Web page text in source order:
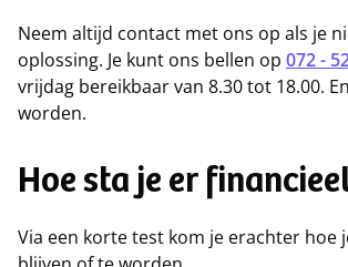
Neem altijd contact met ons op als je
oplossing. Je kunt ons bellen op 072 -
vrijdag bereikbaar van 8.30 tot 18.00.
worden.
Hoe sta je er
Via een korte test kom je erachter hoe